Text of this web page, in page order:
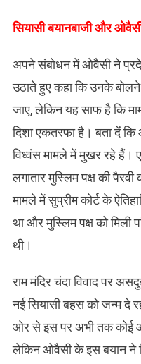
सियासी बयानबाजी और
अपने संबोधन में ओवैसी ने
उठाते हुए कहा कि उनके
जाए, लेकिन यह साफ है कि
दिशा एकतरफा है। बता दें
विध्वंस मामले में मुखर रहे
लगातार मुस्लिम पक्ष की
मामले में सुप्रीम कोर्ट के
था और मुस्लिम पक्ष को
थी।
राम मंदिर चंदा विवाद पर
नई सियासी बहस को जन्म दे
ओर से इस पर अभी तक कोई
लेकिन ओवैसी के इस बयान ने